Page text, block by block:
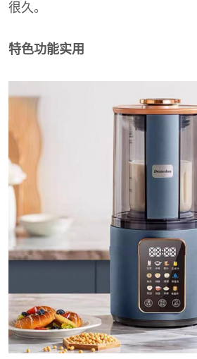
很久。
特色功能实用